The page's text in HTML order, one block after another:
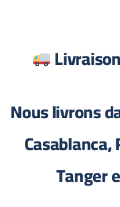
Nous livrons
Tanger